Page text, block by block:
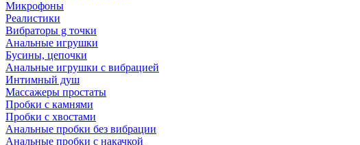
Микрофоны
Реалистики
Вибраторы g точки
Анальные игрушки
Бусины, цепочки
Анальные игрушки с вибрацией
Интимный душ
Массажеры простаты
Пробки с камнями
Пробки с хвостами
Анальные пробки без вибрации
Анальные пробки с накачкой